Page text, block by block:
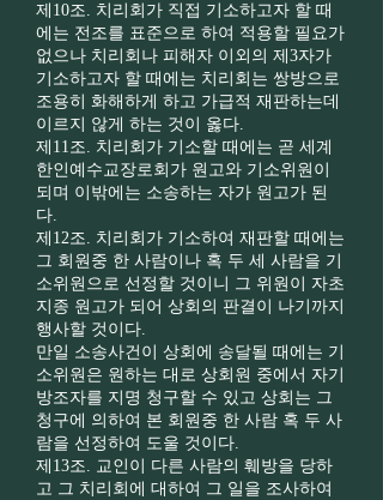
제10조. 치리회가 직접 기소하고자 할 때
에는 전조를 표준으로 하여 적용할 필요가
없으나 치리회나 피해자 이외의 제3자가
기소하고자 할 때에는 치리회는 쌍방으로
조용히 화해하게 하고 가급적 재판하는데
이르지 않게 하는 것이 옳다.
제11조. 치리회가 기소할 때에는 곧 세계
한인예수교장로회가 원고와 기소위원이
되며 이밖에는 소송하는 자가 원고가 된
다.
제12조. 치리회가 기소하여 재판할 때에는
그 회원중 한 사람이나 혹 두 세 사람을 기
소위원으로 선정할 것이니 그 위원이 자초
지종 원고가 되어 상회의 판결이 나기까지
행사할 것이다.
만일 소송사건이 상회에 송달될 때에는 기
소위원은 원하는 대로 상회원 중에서 자기
방조자를 지명 청구할 수 있고 상회는 그
청구에 의하여 본 회원중 한 사람 혹 두 사
람을 선정하여 도울 것이다.
제13조. 교인이 다른 사람의 훼방을 당하
고 그 치리회에 대하여 그 일을 조사하여